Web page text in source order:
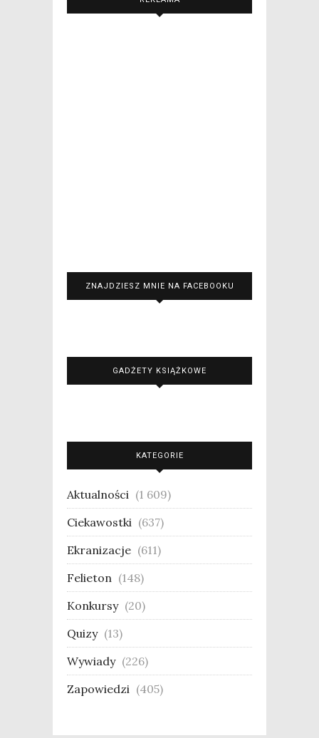
ZNAJDZIESZ MNIE NA FACEBOOKU
GADŻETY KSIĄŻKOWE
KATEGORIE
Aktualności (1 609)
Ciekawostki (637)
Ekranizacje (611)
Felieton (148)
Konkursy (20)
Quizy (13)
Wywiady (226)
Zapowiedzi (405)